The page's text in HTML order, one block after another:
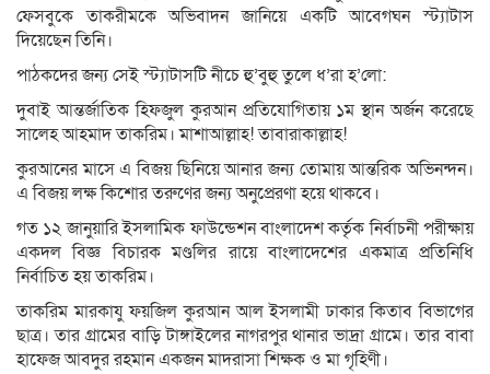
ফেসবুকে তাকরীমকে অভিবাদন জানিয়ে একটি আবেগঘন স্ট্যাটাস
দিয়েছেন তিনি।
পাঠকদের জন্য সেই স্ট্যাটাসটি নীচে হু’বুহু তুলে ধ’রা হ’লো:
দুবাই আন্তর্জাতিক হিফজুল কুরআন প্রতিযোগিতায় ১ম স্থান অর্জন করেছে
সালেহ আহমাদ তাকরিম। মাশাআল্লাহ! তাবারাকাল্লাহ!
কুরআনের মাসে এ বিজয় ছিনিয়ে আনার জন্য তোমায় আন্তরিক অভিনন্দন।
এ বিজয় লক্ষ কিশোর তরুণের জন্য অনুপ্রেরণা হয়ে থাকবে।
গত ১২ জানুয়ারি ইসলামিক ফাউন্ডেশন বাংলাদেশ কর্তৃক নির্বাচনী পরীক্ষায়
একদল বিজ্ঞ বিচারক মণ্ডলির রায়ে বাংলাদেশের একমাত্র প্রতিনিধি
নির্বাচিত হয় তাকরিম।
তাকরিম মারকাযু ফয়জিল কুরআন আল ইসলামী ঢাকার কিতাব বিভাগের
ছাত্র। তার গ্রামের বাড়ি টাঙ্গাইলের নাগরপুর থানার ভাদ্রা গ্রামে। তার বাবা
হাফেজ আবদুর রহমান একজন মাদরাসা শিক্ষক ও মা গৃহিণী।